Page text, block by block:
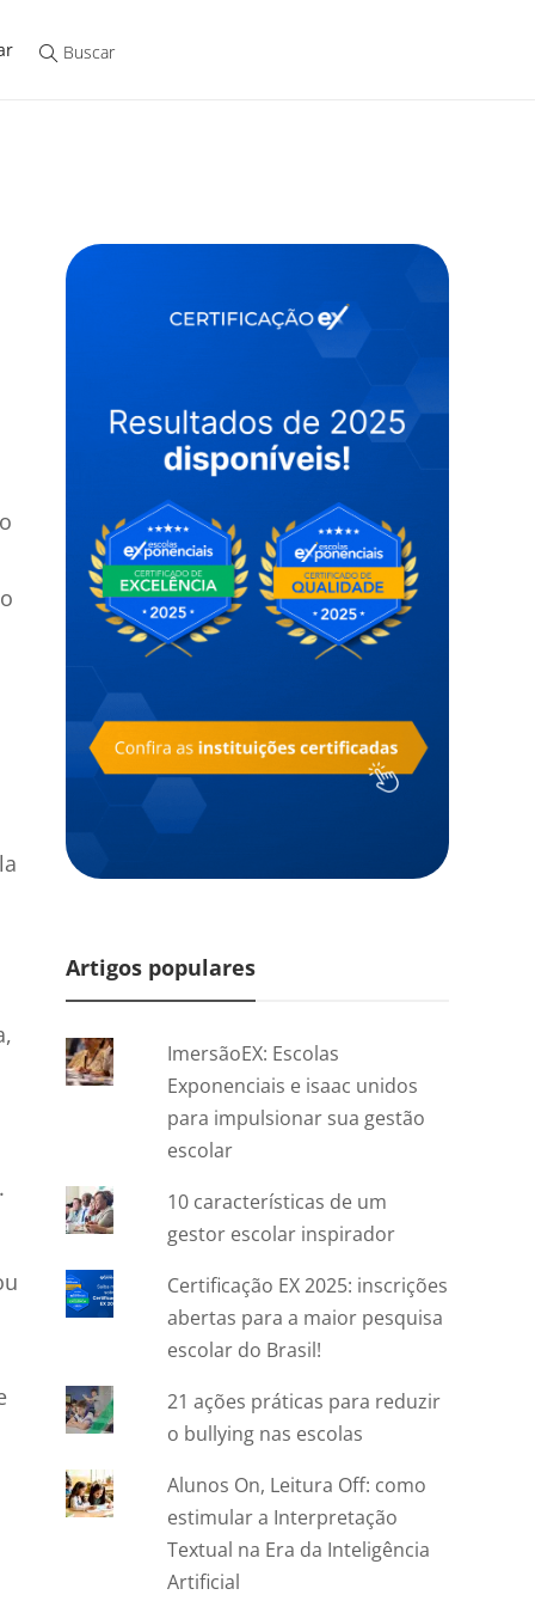
Artigos populares
ImersãoEX: Escolas
Exponenciais e isaac unidos
para impulsionar sua gestão
escolar
10 características de um
gestor escolar inspirador
Certificação EX 2025: inscrições
abertas para a maior pesquisa
escolar do Brasil!
21 ações práticas para reduzir
o bullying nas escolas
Alunos On, Leitura Off: como
estimular a Interpretação
Textual na Era da Inteligência
Artificial